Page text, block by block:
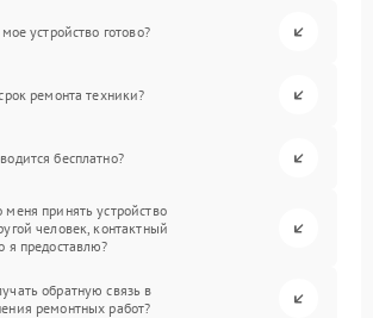
устройство готово?
ремонта техники?
бесплатно?
принять устройство
человек, контактный
я предоставлю?
обратную связь в
ремонтных работ?